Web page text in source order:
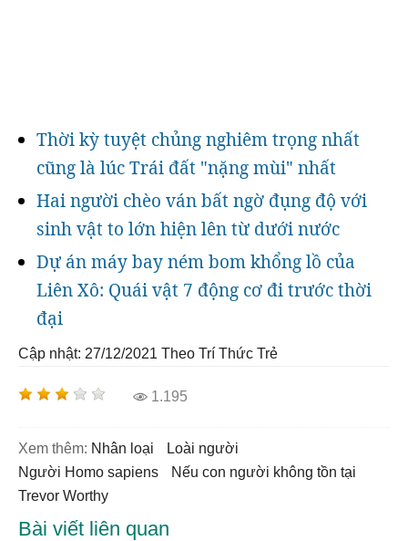
Thời kỳ tuyệt chủng nghiêm trọng nhất
cũng là lúc Trái đất "nặng mùi" nhất
Hai người chèo ván bất ngờ đụng độ với
sinh vật to lớn hiện lên từ dưới nước
Dự án máy bay ném bom khổng lồ của
Liên Xô: Quái vật 7 động cơ đi trước thời
đại
Cập nhật: 27/12/2021 Theo Trí Thức Trẻ
1.195
Xem thêm: nhân loại
loài người
người Homo sapiens
nếu con người không tồn tại
Trevor Worthy
Bài viết liên quan